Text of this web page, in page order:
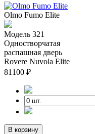
Olmo Fumo Elite
Модель 321
Одностворчатая
распашная дверь
Rovere Nuvola Elite
81100 ₽
В корзину